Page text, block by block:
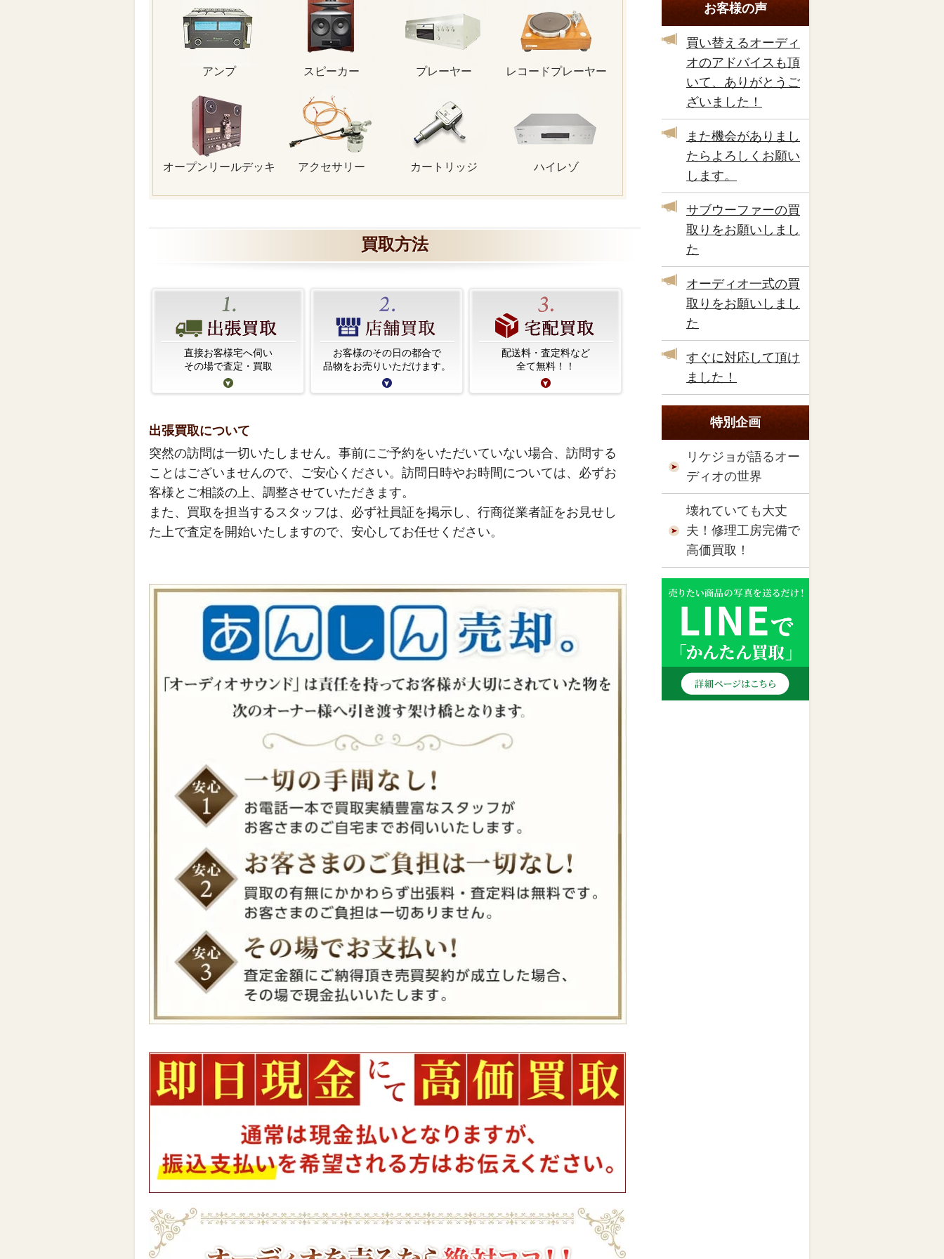
アンプ スピーカー プレーヤー レコードプレーヤー
オープンリールデッキ アクセサリー カートリッジ ハイレゾ
買取方法
直接お客様宅へ伺い
その場で査定・買取
お客様のその日の都合で
品物をお売りいただけます。
配送料・査定料など
全て無料！！
出張買取について
突然の訪問は一切いたしません。事前にご予約をいただいていない場合、訪問する
ことはございませんので、ご安心ください。訪問日時やお時間については、必ずお
客様とご相談の上、調整させていただきます。
また、買取を担当するスタッフは、必ず社員証を掲示し、行商従業者証をお見せし
た上で査定を開始いたしますので、安心してお任せください。
お客様の声
買い替えるオーディ
オのアドバイスも頂
いて、ありがとうご
ざいました！
また機会がありまし
たらよろしくお願い
します。
サブウーファーの買
取りをお願いしまし
た
オーディオ一式の買
取りをお願いしまし
た
すぐに対応して頂け
ました！
特別企画
リケジョが語るオー
ディオの世界
壊れていても大丈
夫！修理工房完備で
高価買取！